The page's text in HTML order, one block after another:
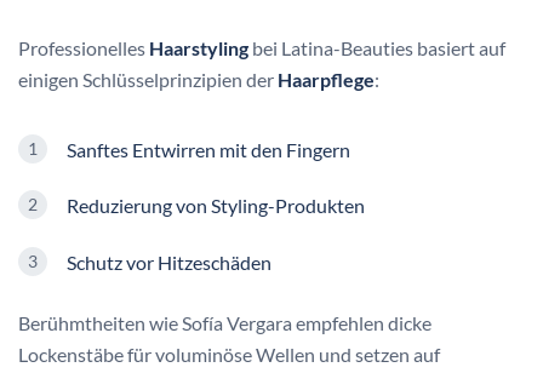
Professionelles Haarstyling bei Latina-Beauties basiert auf
einigen Schlüsselprinzipien der Haarpflege:
Sanftes Entwirren mit den Fingern
Reduzierung von Styling-Produkten
Schutz vor Hitzeschäden
Berühmtheiten wie Sofía Vergara empfehlen dicke
Lockenstäbe für voluminöse Wellen und setzen auf